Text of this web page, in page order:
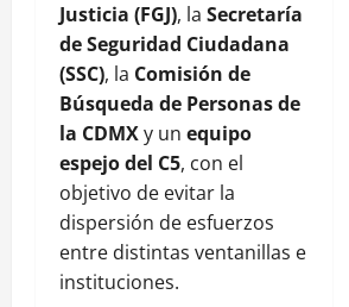
Justicia (FGJ), la Secretaría
de Seguridad Ciudadana
(SSC), la Comisión de
Búsqueda de Personas de
la CDMXy un equipo
espejo del C5, con el
objetivo de evitar la
dispersión de esfuerzos
entre distintas ventanillas e
instituciones.